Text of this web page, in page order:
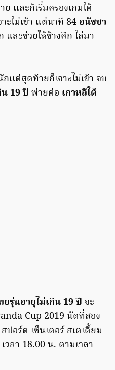
และก็เริ่มครองเกมได้
ะไม่เข้า แต่นาที 84 อนัชชา
และช่วยให้ช้างศึก ไล่มา
แต่สุดท้ายก็เจาะไม่เข้า จบ
19 ปี พ่ายต่อ เกาหลีใต้
รุ่นอายุไม่เกิน 19 ปี จะ
Cup 2019 นัดที่สอง
ปอร์ต เซ็นเตอร์ สเตเดี้ยม
ลา 18.00 น. ตามเวลา